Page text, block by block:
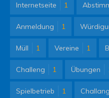
Internetseite 1
Anmeldung 1
Müll 1 Vereine 1
Challeng 1 Übungen
Spielbetrieb 1